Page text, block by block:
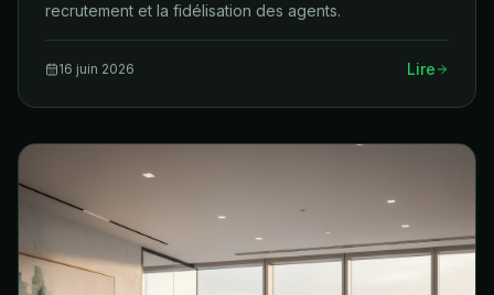
recrutement et la fidélisation des agents.
16 juin 2026 Lire